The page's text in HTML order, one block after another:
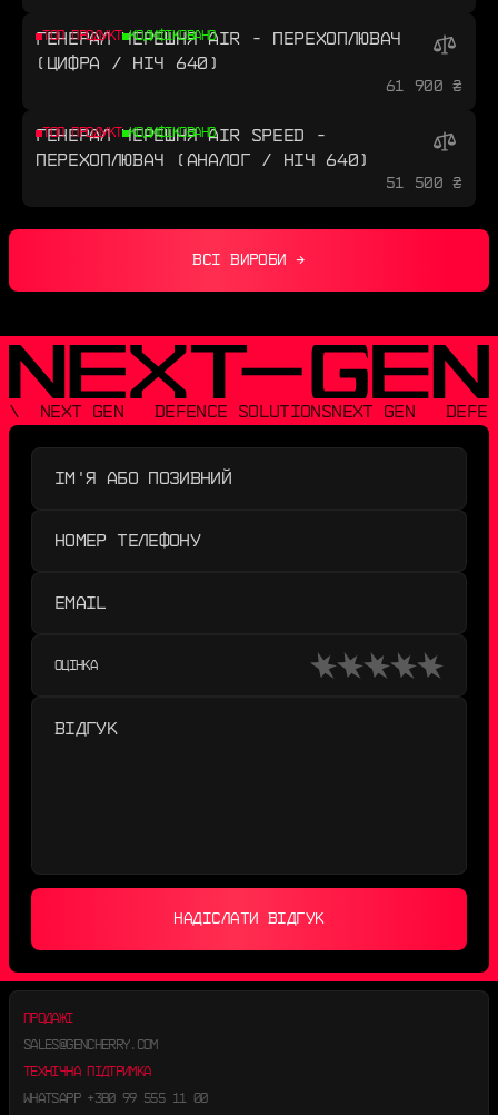
ГЕНЕРАЛ ЧЕРЕШНЯ AIR - ПЕРЕХОПЛЮВАЧ
(ЦИФРА / НІЧ 640)
61 900 ₴
ТОП ПРОДУКТ КОДИФІКОВАНО
ГЕНЕРАЛ ЧЕРЕШНЯ AIR SPEED -
ПЕРЕХОПЛЮВАЧ (АНАЛОГ / НІЧ 640)
51 500 ₴
ТОП ПРОДУКТ КОДИФІКОВАНО
ВСІ ВИРОБИ →
\  NEXT GEN   DEFENCE SOLUTIONSNEXT GEN
ОЦІНКА
НАДІСЛАТИ ВІДГУК
ПРОДАЖІ
SALES@GENCHERRY.COM
ТЕХНІЧНА ПІДТРИМКА
WHATSAPP +380 99 555 11 00